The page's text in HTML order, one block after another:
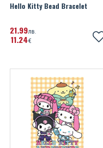
Hello Kitty Bead Bracelet
21 99лв.
11 24€